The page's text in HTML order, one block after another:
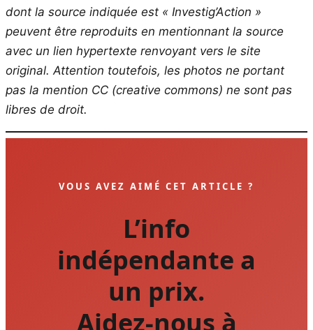
dont la source indiquée est « Investig’Action »
peuvent être reproduits en mentionnant la source
avec un lien hypertexte renvoyant vers le site
original. Attention toutefois, les photos ne portant
pas la mention CC (creative commons) ne sont pas
libres de droit.
VOUS AVEZ AIMÉ CET ARTICLE ?
L’info
indépendante a
un prix.
Aidez-nous à